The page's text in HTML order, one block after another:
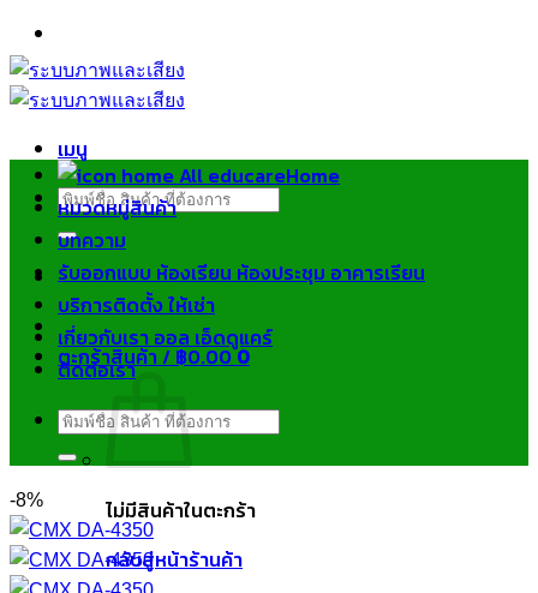
ข้าม
ไป
ยัง
เมนู
ค้นหา:
ตะกร้าสินค้า /฿0.000
ไม่มีสินค้าในตะกร้า
กลับสู่หน้าร้านค้า
Home
หมวดหมู่สินค้า
บทความ
รับออกแบบ ห้องเรียน ห้องประชุม อาคารเรียน
บริการติดตั้ง ให้เช่า
เกี่ยวกับเรา ออล เอ็ดดูแคร์
ติดต่อเรา
ค้นหา:
-8%